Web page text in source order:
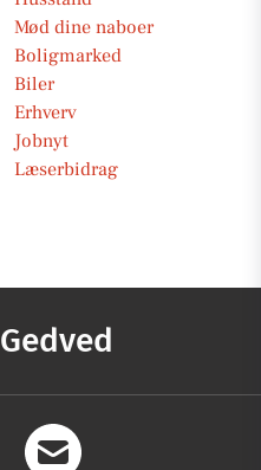
Mød dine naboer
Boligmarked
Biler
Erhverv
Jobnyt
Læserbidrag
Gedved